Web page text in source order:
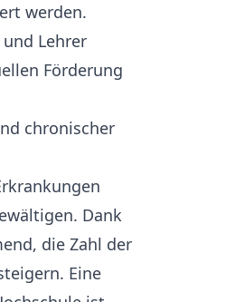
werden.
Lehrer
Förderung
chronischer
Dank
die Zahl der
Eine